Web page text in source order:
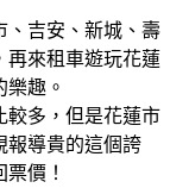
、吉安、新城、壽
再來租車遊玩花蓮
趣。
較多，但是花蓮市
報導貴的這個誇
價！